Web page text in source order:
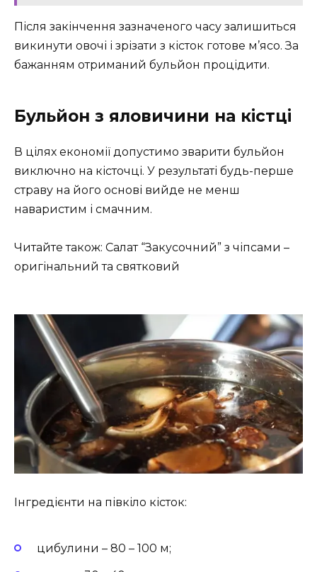
Після закінчення зазначеного часу залишиться
викинути овочі і зрізати з кісток готове м’ясо. За
бажанням отриманий бульйон процідити.
Бульйон з яловичини на кістці
В цілях економії допустимо зварити бульйон
виключно на кісточці. У результаті будь-перше
страву на його основі вийде не менш
наваристим і смачним.
Читайте також: Салат “Закусочний” з чіпсами –
оригінальний та святковий
Інгредієнти на півкіло кісток:
цибулини – 80 – 100 м;